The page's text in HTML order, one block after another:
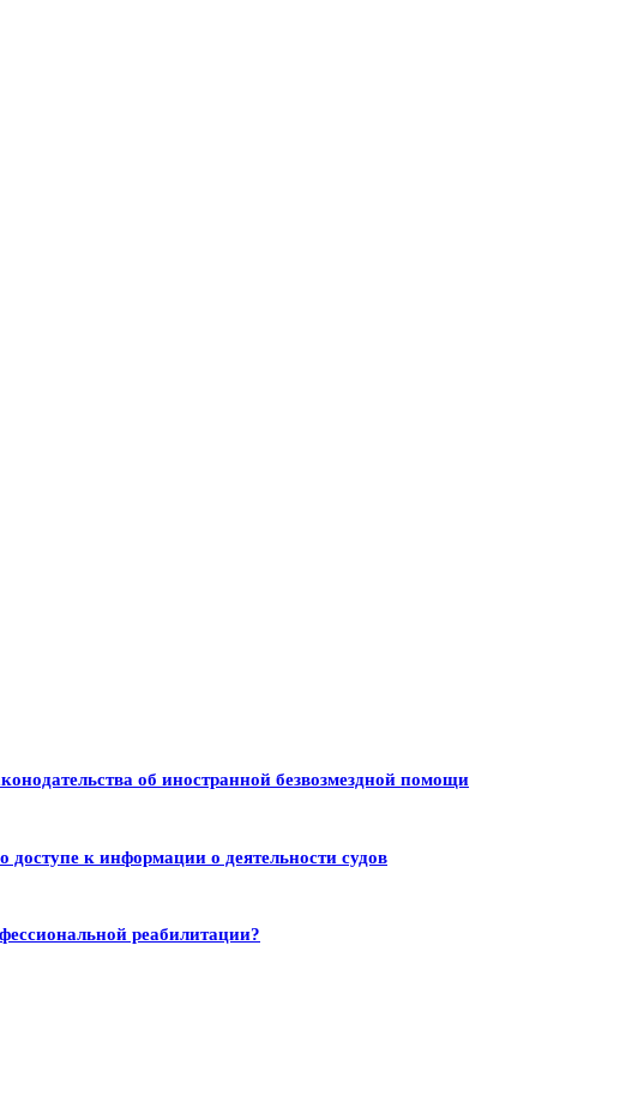
об иностранной безвозмездной помощи
к информации о деятельности судов
реабилитации?